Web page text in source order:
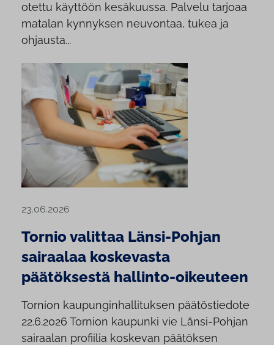
otettu käyttöön kesäkuussa. Palvelu tarjoaa
matalan kynnyksen neuvontaa, tukea ja
ohjausta...
23.06.2026
Tornio valittaa Länsi-Pohjan
sairaalaa koskevasta
päätöksestä hallinto-oikeuteen
Tornion kaupunginhallituksen päätöstiedote
22.6.2026 Tornion kaupunki vie Länsi-Pohjan
sairaalan profiilia koskevan päätöksen